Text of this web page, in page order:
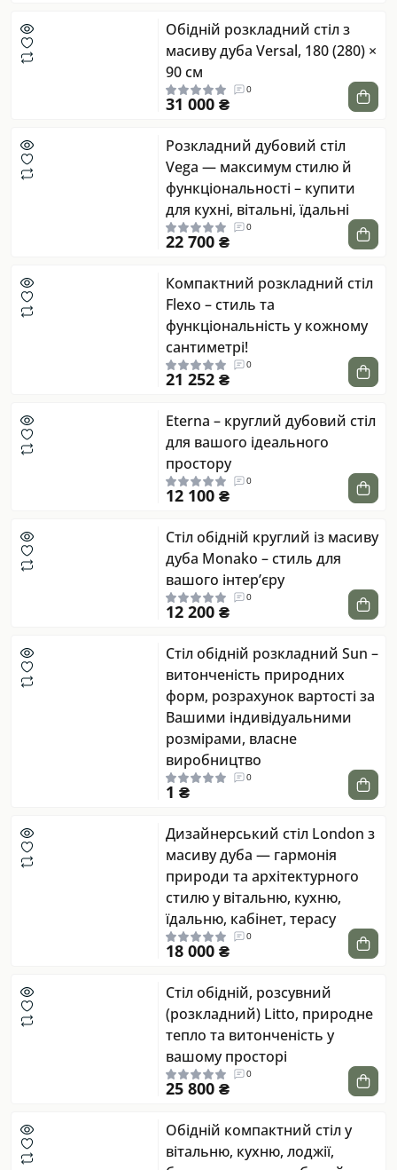
Обідній розкладний стіл з
масиву дуба Versal, 180 (280) ×
90 см
0
31 000 ₴
Розкладний дубовий стіл
Vega — максимум стилю й
функціональності – купити
для кухні, вітальні, їдальні
0
22 700 ₴
Компактний розкладний стіл
Flexo – стиль та
функціональність у кожному
сантиметрі!
0
21 252 ₴
Eterna – круглий дубовий стіл
для вашого ідеального
простору
0
12 100 ₴
Стіл обідній круглий із масиву
дуба Monako – стиль для
вашого інтер’єру
0
12 200 ₴
Стіл обідній розкладний Sun –
витонченість природних
форм, розрахунок вартості за
Вашими індивідуальними
розмірами, власне
виробництво
0
1 ₴
Дизайнерський стіл London з
масиву дуба — гармонія
природи та архітектурного
стилю у вітальню, кухню,
їдальню, кабінет, терасу
0
18 000 ₴
Стіл обідній, розсувний
(розкладний) Litto, природне
тепло та витонченість у
вашому просторі
0
25 800 ₴
Обідній компактний стіл у
вітальню, кухню, лоджії,